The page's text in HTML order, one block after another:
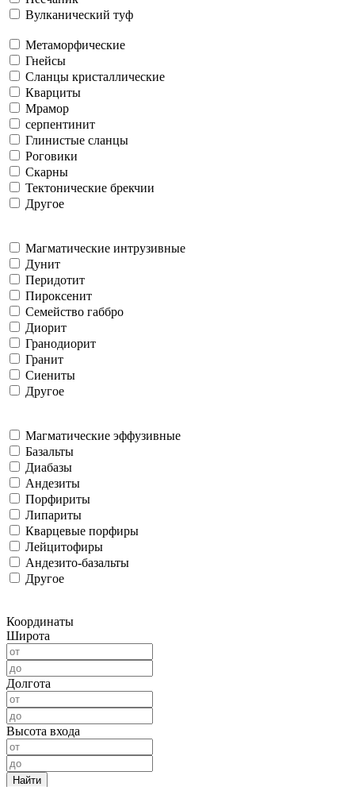
Вулканический туф
Метаморфические
Гнейсы
Сланцы кристаллические
Кварциты
Мрамор
серпентинит
Глинистые сланцы
Роговики
Скарны
Тектонические брекчии
Другое
Магматические интрузивные
Дунит
Перидотит
Пироксенит
Семейство габбро
Диорит
Гранодиорит
Гранит
Сиениты
Другое
Магматические эффузивные
Базальты
Диабазы
Андезиты
Порфириты
Липариты
Кварцевые порфиры
Лейцитофиры
Андезито-базальты
Другое
Координаты
Широта
Долгота
Высота входа